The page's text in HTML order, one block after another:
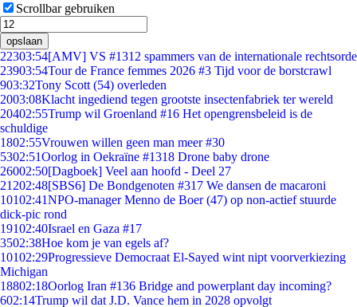
Scrollbar gebruiken
opslaan
22303:54[AMV] VS #1312 spammers van de internationale rechtsorde
23903:54Tour de France femmes 2026 #3 Tijd voor de borstcrawl
903:32Tony Scott (54) overleden
2003:08Klacht ingediend tegen grootste insectenfabriek ter wereld
20402:55Trump wil Groenland #16 Het opengrensbeleid is de
schuldige
1802:55Vrouwen willen geen man meer #30
5302:51Oorlog in Oekraïne #1318 Drone baby drone
26002:50[Dagboek] Veel aan hoofd - Deel 27
21202:48[SBS6] De Bondgenoten #317 We dansen de macaroni
10102:41NPO-manager Menno de Boer (47) op non-actief stuurde
dick-pic rond
19102:40Israel en Gaza #17
3502:38Hoe kom je van egels af?
10102:29Progressieve Democraat El-Sayed wint nipt voorverkiezing
Michigan
18802:18Oorlog Iran #136 Bridge and powerplant day incoming?
602:14Trump wil dat J.D. Vance hem in 2028 opvolgt